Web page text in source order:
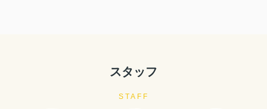
スタッフ
STAFF